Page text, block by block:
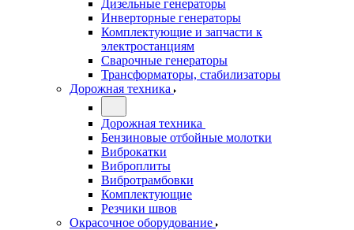
Дизельные генераторы
Инверторные генераторы
Комплектующие и запчасти к
электростанциям
Сварочные генераторы
Трансформаторы, стабилизаторы
Дорожная техника
Дорожная техника
Бензиновые отбойные молотки
Виброкатки
Виброплиты
Вибротрамбовки
Комплектующие
Резчики швов
Окрасочное оборудование